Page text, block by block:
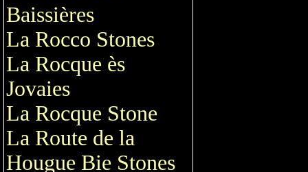
Baissières
La Rocco Stones
La Rocque ès
Jovaies
La Rocque Stone
La Route de la
Hougue Bie Stones